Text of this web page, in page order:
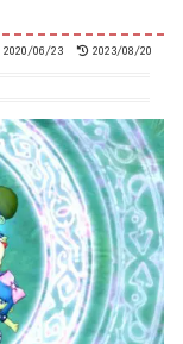
2020/06/23 2023/08/20